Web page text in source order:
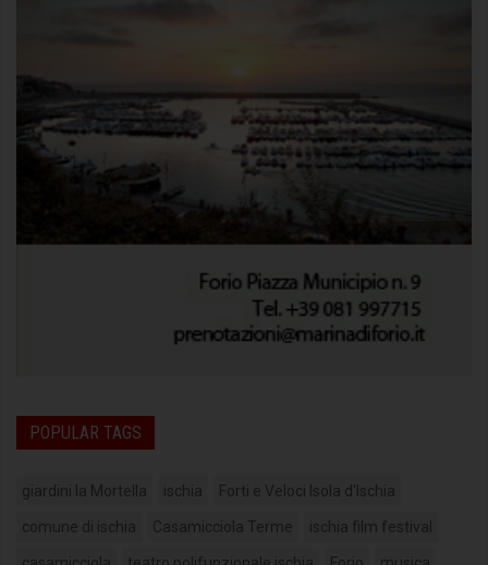
POPULAR TAGS
giardini la Mortella ischia Forti e Veloci Isola d'Ischia
comune di ischia Casamicciola Terme ischia film festival